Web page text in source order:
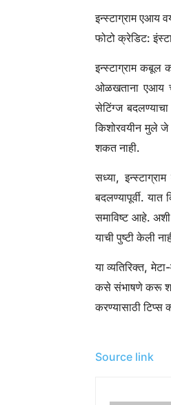
इन्स्टाग्राम एआय
फोटो क्रेडिट:
इन्स्टाग्राम कबूल
ओळखताना एआय
सेटिंग्ज
किशोरवयीन मुले जे
शकत नाही.
सध्या,
बदलण्यापूर्वी.
समाविष्ट आहे.
याची पुष्टी केली
या व्यतिरिक्त,
कसे संभाषणे करू
करण्यासाठी
Source link